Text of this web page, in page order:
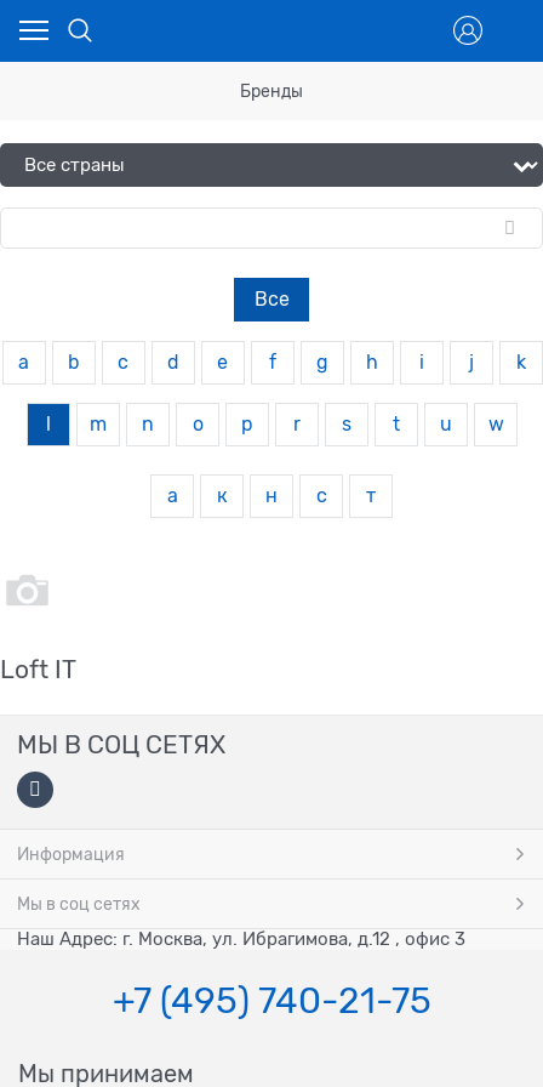
Бренды
Все
a b c d e f g h i j k
m n o p r s t u w
а к н с т
Loft IT
МЫ В СОЦ СЕТЯХ
Информация
Мы в соц сетях
Наш Адрес: г. Москва, ул. Ибрагимова, д.12 , офис 3
+7 (495) 740-21-75
Мы принимаем